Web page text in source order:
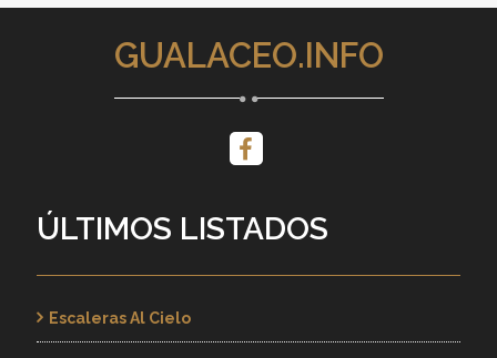
GUALACEO.INFO
ÚLTIMOS LISTADOS
Escaleras Al Cielo